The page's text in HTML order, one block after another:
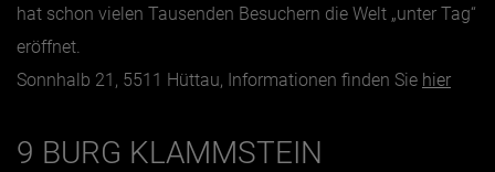
hat schon vielen Tausenden Besuchern die Welt „unter Tag“
eröffnet.
Sonnhalb 21, 5511 Hüttau, Informationen finden Sie hier
9 BURG KLAMMSTEIN